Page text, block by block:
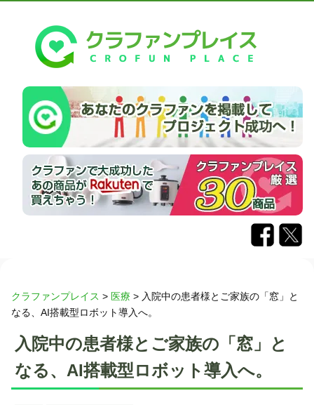
クラファンプレイス > 医療 > 入院中の患者様とご家族の「窓」と
なる、AI搭載型ロボット導入へ。
入院中の患者様とご家族の「窓」と
なる、AI搭載型ロボット導入へ。